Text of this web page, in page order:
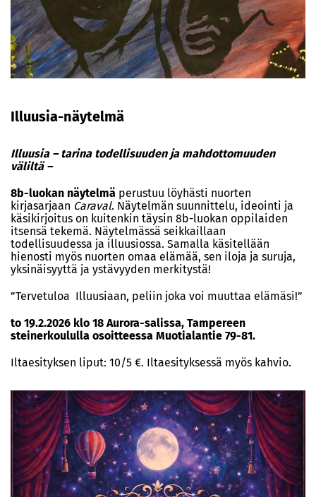
Illuusia-näytelmä
Illuusia – tarina todellisuuden ja mahdottomuuden
väliltä –
8b-luokan näytelmä perustuu löyhästi nuorten
kirjasarjaan Caraval. Näytelmän suunnittelu, ideointi ja
käsikirjoitus on kuitenkin täysin 8b-luokan oppilaiden
itsensä tekemä. Näytelmässä seikkaillaan
todellisuudessa ja illuusiossa. Samalla käsitellään
hienosti myös nuorten omaa elämää, sen iloja ja suruja,
yksinäisyyttä ja ystävyyden merkitystä!
”Tervetuloa Illuusiaan, peliin joka voi muuttaa elämäsi!”
to 19.2.2026 klo 18 Aurora-salissa, Tampereen
steinerkoululla osoitteessa Muotialantie 79-81.
Iltaesityksen liput: 10/5 €. Iltaesityksessä myös kahvio.